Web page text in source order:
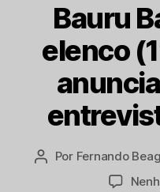
Bauru
elenco
Autor
Por Fernando